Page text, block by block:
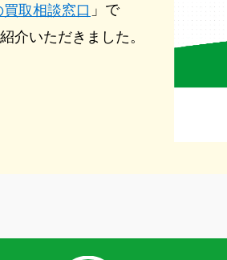
取相談窓口 」で
介いただきました。